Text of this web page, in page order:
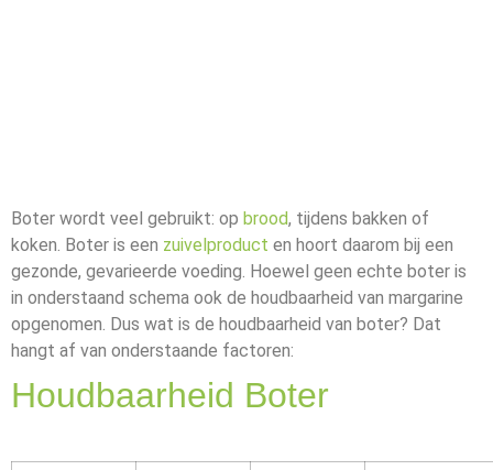
Boter wordt veel gebruikt: op brood, tijdens bakken of
koken. Boter is een zuivelproduct en hoort daarom bij een
gezonde, gevarieerde voeding. Hoewel geen echte boter is
in onderstaand schema ook de houdbaarheid van margarine
opgenomen. Dus wat is de houdbaarheid van boter? Dat
hangt af van onderstaande factoren:
Houdbaarheid Boter